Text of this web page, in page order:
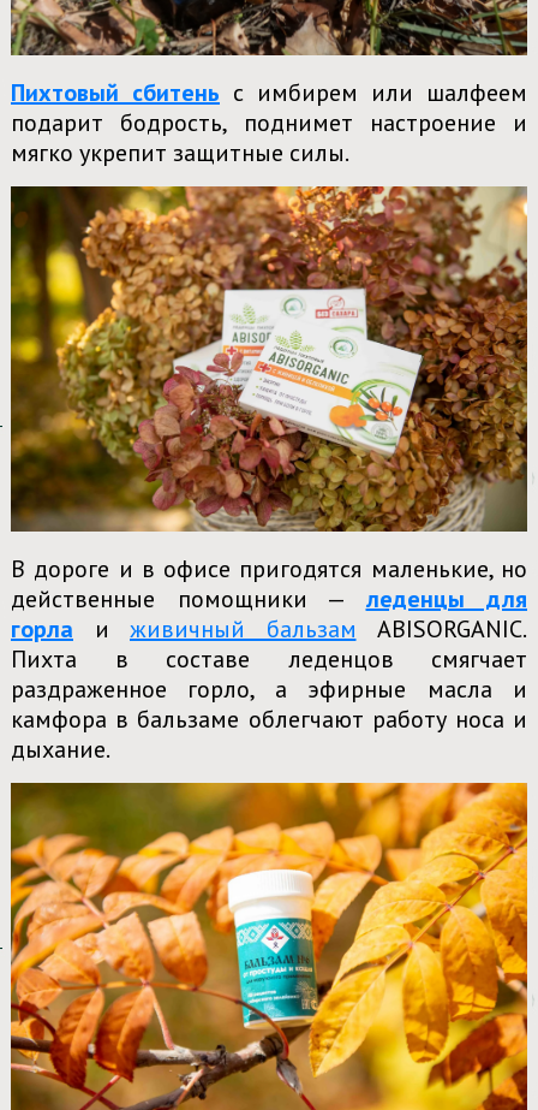
Пихтовый сбитень с имбирем или шалфеем
подарит бодрость, поднимет настроение и
мягко укрепит защитные силы.
В дороге и в офисе пригодятся маленькие, но
действенные помощники — леденцы для
горла и живичный бальзам ABISORGANIC.
Пихта в составе леденцов смягчает
раздраженное горло, а эфирные масла и
камфора в бальзаме облегчают работу носа и
дыхание.